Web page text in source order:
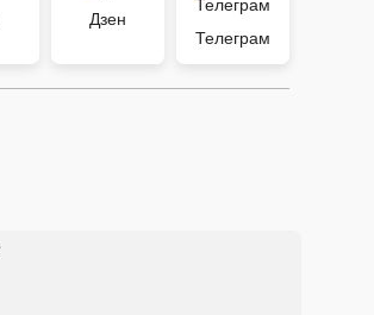
Дзен
Телеграм